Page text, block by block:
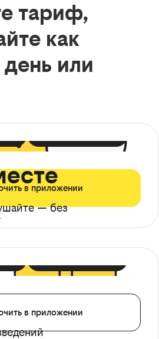
тариф,
как
или
— без
в приложении
в приложении